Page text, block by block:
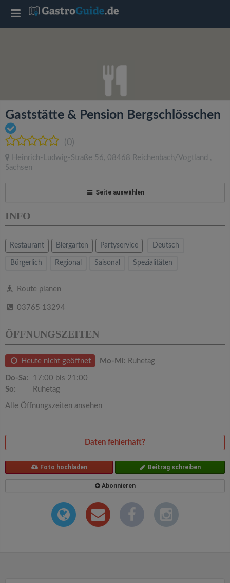
Gaststätte & Pension Bergschlösschen
(0)
Heinrich-Ludwig-Straße 56, 08468 Reichenbach/Vogtland ,
Sachsen
Seite auswählen
INFO
Restaurant Biergarten Partyservice Deutsch
Bürgerlich Regional Saisonal Spezialitäten
Route planen
03765 13294
ÖFFNUNGSZEITEN
Heute nicht geöffnet Mo-Mi: Ruhetag
Do-Sa:
17:00 bis 21:00
So:
Ruhetag
Alle Öffnungszeiten ansehen
Daten fehlerhaft?
Foto hochladen Beitrag schreiben
Abonnieren
T
g
t
i